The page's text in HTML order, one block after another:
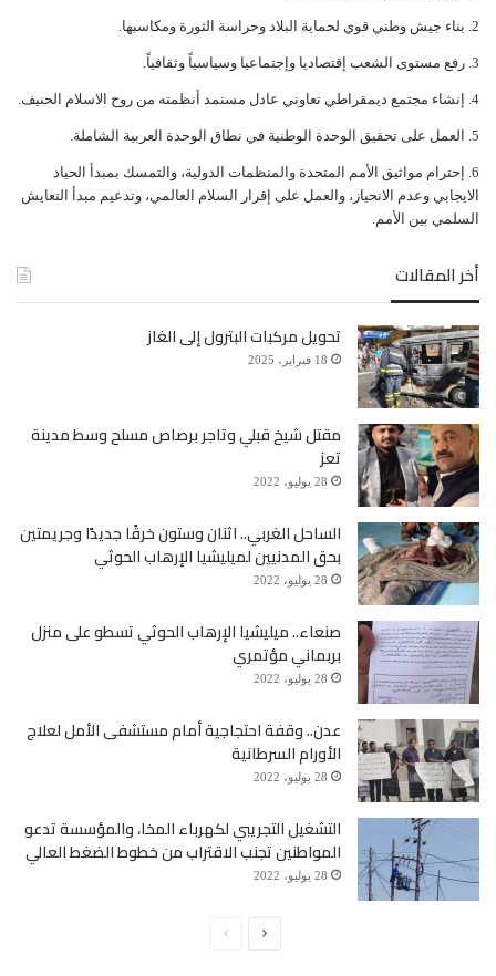
ﺑﻨﺎﺀ ﺟﻴﺶ ﻭﻃﻨﻲ ﻗﻮﻱ ﻟﺤﻤﺎﻳﺔ ﺍﻟﺒﻼﺩ ﻭﺣﺮﺍﺳﺔ ﺍﻟﺜﻮﺭﺓ ﻭﻣﻜﺎﺳﺒﻬﺎ.
ﺭﻓﻊ ﻣﺴﺘﻮﻯ ﺍﻟﺸﻌﺐ ﺇﻗﺘﺼﺎﺩﻳﺎ ﻭﺇﺟﺘﻤﺎﻋﻴﺎ ﻭﺳﻴﺎﺳﻴﺎً ﻭﺛﻘﺎﻓﻴﺎً.
ﺇﻧﺸﺎﺀ ﻣﺠﺘﻤﻊ ﺩﻳﻤﻘﺮﺍﻃﻲ ﺗﻌﺎﻭﻧﻲ ﻋﺎﺩﻝ ﻣﺴﺘﻤﺪ ﺃﻧﻈﻤﺘﻪ ﻣﻦ ﺭﻭﺡ ﺍﻻﺳﻼﻡ ﺍﻟﺤﻨﻴﻒ.
ﺍﻟﻌﻤﻞ ﻋﻠﻰ ﺗﺤﻘﻴﻖ ﺍﻟﻮﺣﺪﺓ ﺍﻟﻮﻃﻨﻴﺔ ﻓﻲ ﻧﻄﺎﻕ ﺍﻟﻮﺣﺪﺓ ﺍﻟﻌﺮﺑﻴﺔ ﺍﻟﺸﺎﻣﻠﺔ.
ﺇﺣﺘﺮﺍﻡ ﻣﻮﺍﺛﻴﻖ الأﻣﻢ ﺍﻟﻤﺘﺤﺪﺓ ﻭﺍﻟﻤﻨﻈﻤﺎﺕ ﺍﻟﺪﻭﻟﻴﺔ، ﻭﺍﻟﺘﻤﺴﻚ ﺑﻤﺒﺪﺃ ﺍﻟﺤﻴﺎﺩ
ﺍﻻﻳﺠﺎﺑﻲ ﻭﻋﺪﻡ ﺍﻻﻧﺤﻴﺎﺯ، ﻭﺍﻟﻌﻤﻞ ﻋﻠﻰ ﺇﻗﺮﺍﺭ ﺍﻟﺴﻼﻡ ﺍﻟﻌﺎﻟﻤﻲ، ﻭﺗﺪﻋﻴﻢ ﻣﺒﺪﺃ ﺍﻟﺘﻌﺎﻳﺶ
ﺍﻟﺴﻠﻤﻲ ﺑﻴﻦ ﺍﻷﻣﻢ.
أخر المقالات
تحويل مركبات البترول إلى الغاز
18 فبراير، 2025
مقتل شيخ قبلي وتاجر برصاص مسلح وسط مدينة
تعز
28 يوليو، 2022
الساحل الغربي.. اثنان وستون خرقًا جديدًا وجريمتين
بحق المدنيين لميليشيا الإرهاب الحوثي
28 يوليو، 2022
صنعاء.. ميليشيا الإرهاب الحوثي تسطو على منزل
بربماني مؤتمري
28 يوليو، 2022
عدن.. وقفة احتجاجية أمام مستشفى الأمل لعلاج
الأورام السرطانية
28 يوليو، 2022
التشغيل التجريبي لكهرباء المخا، والمؤسسة تدعو
المواطنين تجنب الاقتراب من خطوط الضغط العالي
28 يوليو، 2022
الصفحةالصفحة